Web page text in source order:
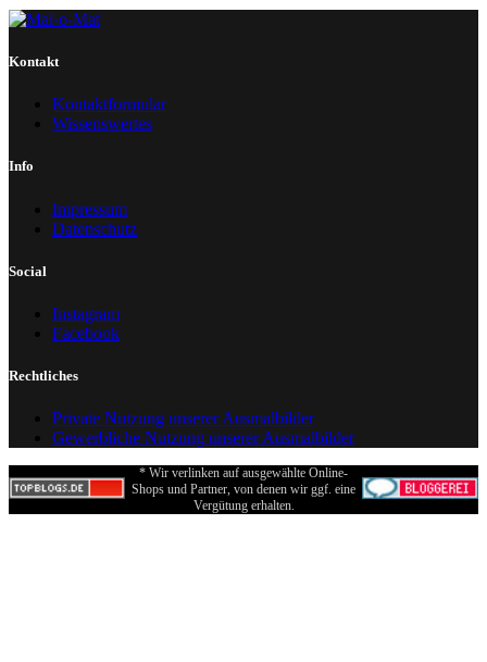
Kontakt
Kontaktformular
Wissenswertes
Info
Impressum
Datenschutz
Social
Instagram
Facebook
Rechtliches
Private Nutzung unserer Ausmalbilder
Gewerbliche Nutzung unserer Ausmalbilder
* Wir verlinken auf ausgewählte Online-
Shops und Partner, von denen wir ggf. eine
Vergütung erhalten.